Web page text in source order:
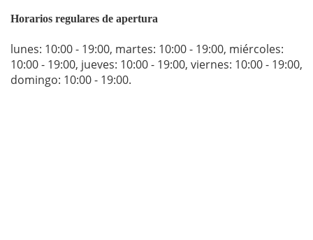
Horarios regulares de apertura
lunes: 10:00 - 19:00, martes: 10:00 - 19:00, miércoles:
10:00 - 19:00, jueves: 10:00 - 19:00, viernes: 10:00 - 19:00,
domingo: 10:00 - 19:00.